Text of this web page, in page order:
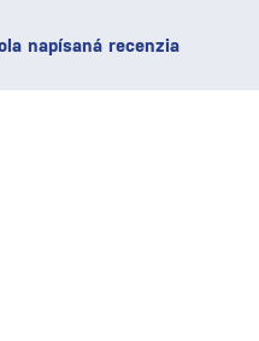
napísaná recenzia